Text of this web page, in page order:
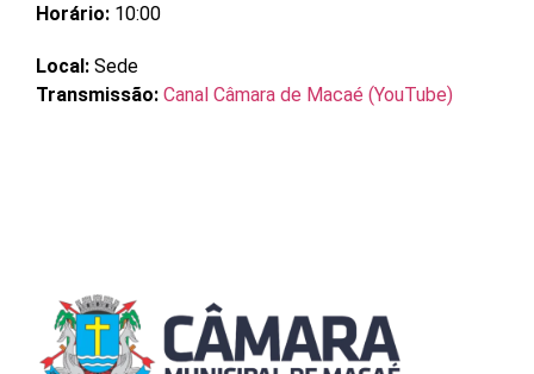
Horário: 10:00
Local: Sede
Transmissão: Canal Câmara de Macaé (YouTube)